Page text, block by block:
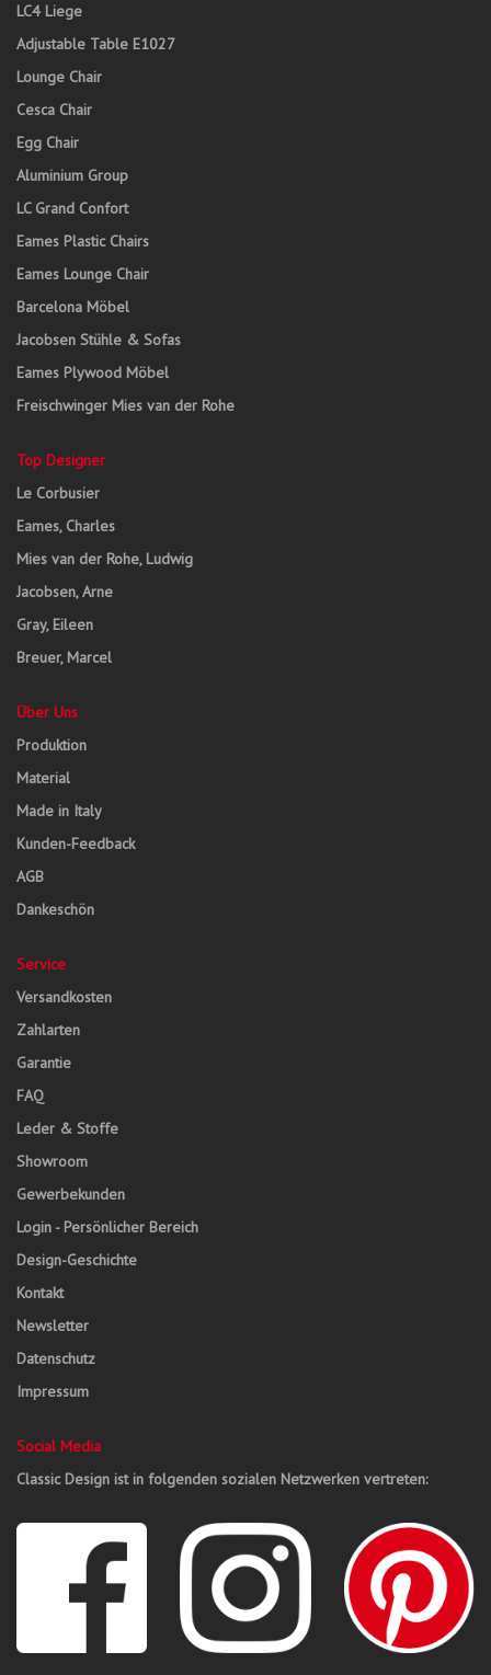
LC4 Liege
Adjustable Table E1027
Lounge Chair
Cesca Chair
Egg Chair
Aluminium Group
LC Grand Confort
Eames Plastic Chairs
Eames Lounge Chair
Barcelona Möbel
Jacobsen Stühle & Sofas
Eames Plywood Möbel
Freischwinger Mies van der Rohe
Top Designer
Le Corbusier
Eames, Charles
Mies van der Rohe, Ludwig
Jacobsen, Arne
Gray, Eileen
Breuer, Marcel
Über Uns
Produktion
Material
Made in Italy
Kunden-Feedback
AGB
Dankeschön
Service
Versandkosten
Zahlarten
Garantie
FAQ
Leder & Stoffe
Showroom
Gewerbekunden
Login - Persönlicher Bereich
Design-Geschichte
Kontakt
Newsletter
Datenschutz
Impressum
Social Media
Classic Design ist in folgenden sozialen Netzwerken vertreten: